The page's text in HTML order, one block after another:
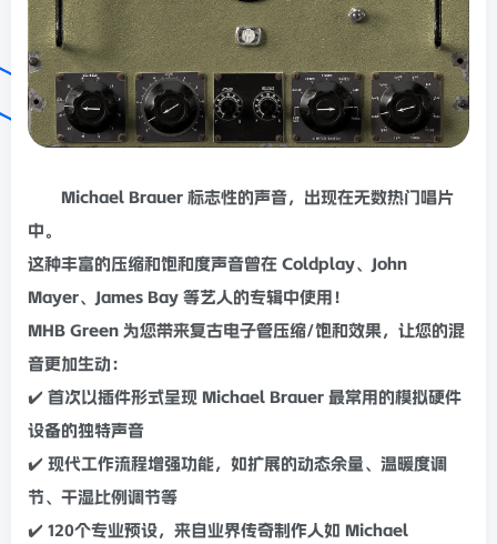
Michael Brauer 标志性的声音，出现在无数热门唱片
中。
这种丰富的压缩和饱和度声音曾在 Coldplay、John
Mayer、James Bay 等艺人的专辑中使用！
MHB Green 为您带来复古电子管压缩/饱和效果，让您的混
音更加生动：
✔️ 首次以插件形式呈现 Michael Brauer 最常用的模拟硬件
设备的独特声音
✔️ 现代工作流程增强功能，如扩展的动态余量、温暖度调
节、干湿比例调节等
✔️ 120个专业预设，来自业界传奇制作人如 Michael